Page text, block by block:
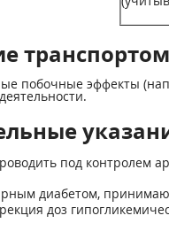
транспортом
побочные эффекты
под контролем
диабетом,
доз